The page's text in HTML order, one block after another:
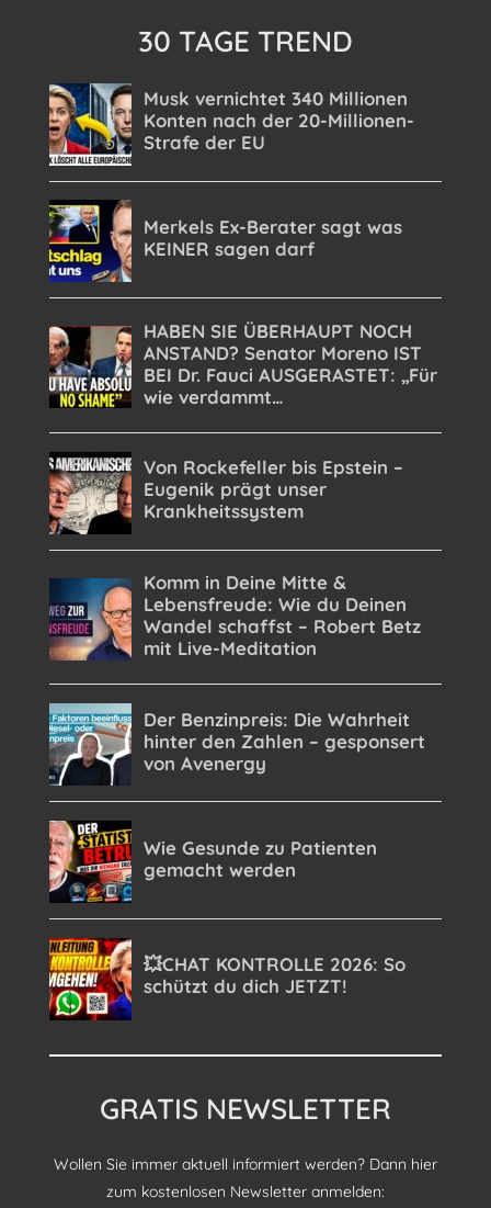
30 TAGE TREND
GRATIS NEWSLETTER
Wollen Sie immer aktuell informiert werden? Dann hier
zum kostenlosen Newsletter anmelden: